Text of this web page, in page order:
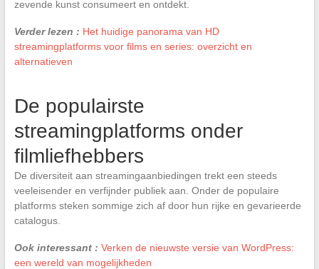
zevende kunst consumeert en ontdekt.
Verder lezen : Het huidige panorama van HD
streamingplatforms voor films en series: overzicht en
alternatieven
De populairste
streamingplatforms onder
filmliefhebbers
De diversiteit aan streamingaanbiedingen trekt een steeds
veeleisender en verfijnder publiek aan. Onder de populaire
platforms steken sommige zich af door hun rijke en gevarieerde
catalogus.
Ook interessant : Verken de nieuwste versie van WordPress:
een wereld van mogelijkheden